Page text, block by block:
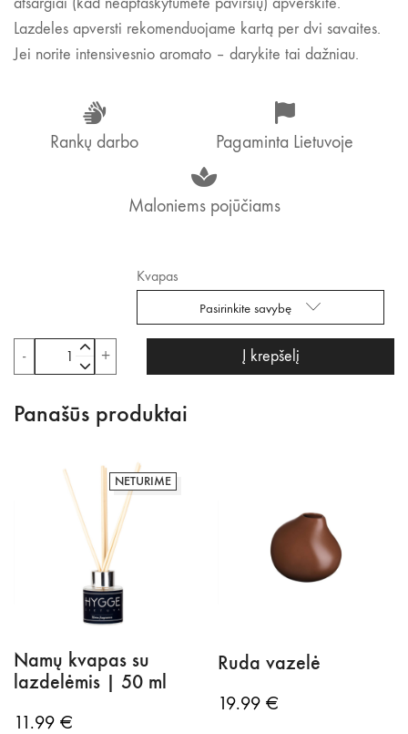
Lazdeles apversti rekomenduojame kartą per dvi savaites.
Jei norite intensivesnio aromato – darykite tai dažniau.
Rankų darbo Pagaminta Lietuvoje
Maloniems pojūčiams
Kvapas
pasirinkite savybę
-
produkto
kiekis:
kvapas


+ Į krepšelį
Panašūs produktai
NETURIME
Namų kvapas su
lazdelėmis | 50 ml
11.99 €
Ruda vazelė
19.99 €